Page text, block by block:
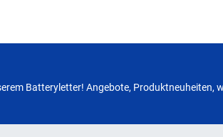
Batteryletter! Angebote, Produktneuheiten,